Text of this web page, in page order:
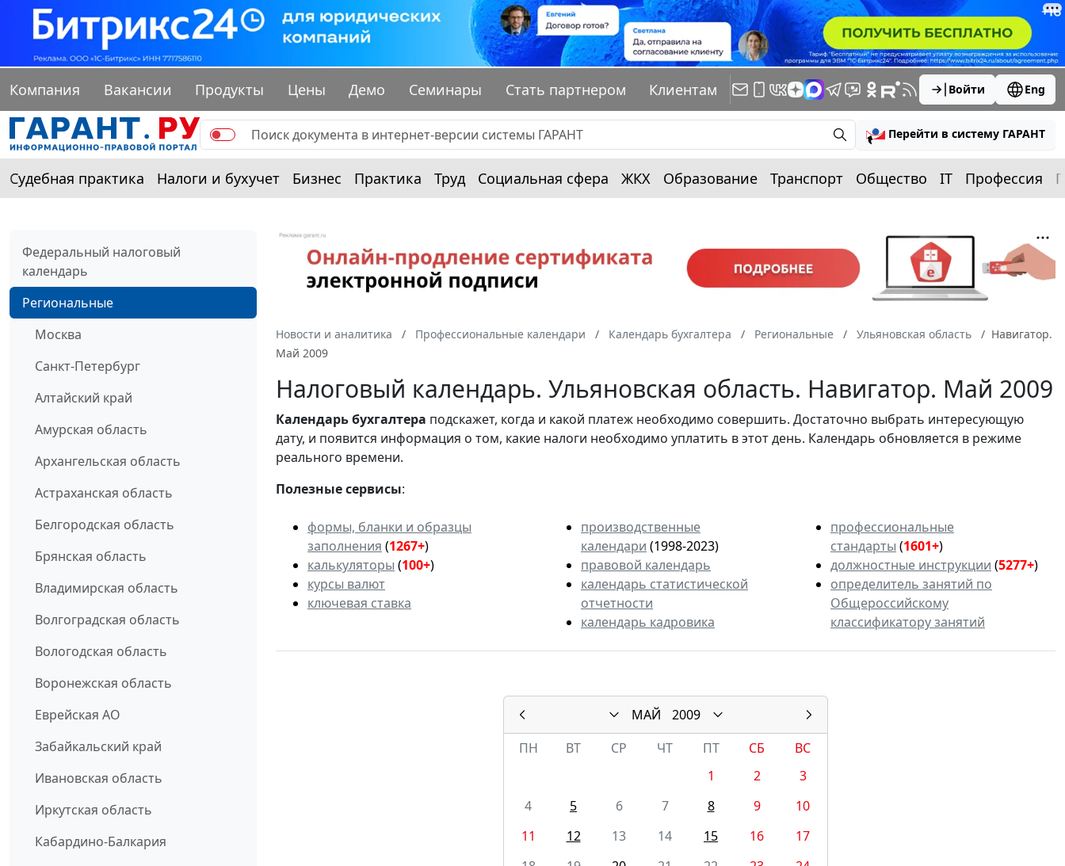
Компания Вакансии Продукты Цены Демо Семинары Стать партнером Клиентам Войти Eng
Перейти в систему ГАРАНТ
Судебная практика Налоги и бухучет Бизнес Практика Труд Социальная сфера ЖКХ Образование Транспорт Общество IT Профессия
Федеральный налоговый
календарь
Региональные
Москва
Санкт-Петербург
Алтайский край
Амурская область
Архангельская область
Астраханская область
Белгородская область
Брянская область
Владимирская область
Волгоградская область
Вологодская область
Воронежская область
Еврейская АО
Забайкальский край
Ивановская область
Иркутская область
Кабардино-Балкария
Новости и аналитика Профессиональные календари Календарь бухгалтера Региональные Ульяновская область
Навигатор.
Май 2009
Налоговый календарь. Ульяновская область. Навигатор. Май 2009
Календарьбухгалтера подскажет, когда и какой платеж необходимо совершить. Достаточно выбрать интересующую
дату, и появится информация о том, какие налоги необходимо уплатить в этот день. Календарь обновляется в режиме
реального времени.
Полезные сервисы:
формы, бланки и образцы
заполнения (1267+)
калькуляторы (100+)
курсы валют
ключевая ставка
производственные
календари (1998-2023)
правовой календарь
календарь статистической
отчетности
календарь кадровика
профессиональные
стандарты (1601+)
должностные инструкции (5277+)
определитель занятий по
Общероссийскому
классификатору занятий
МАЙ
2009
ПН
ВТ СР ЧТ ПТ СБ
ВС
1
2
3
4
5 6 7 8 9
10
11
12 13 14 15 16
17